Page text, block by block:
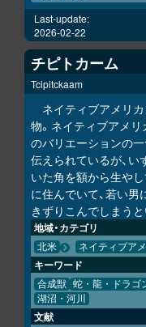
Last-update:
2026-02-22
チピトカーム
Tcipitckaam
ネイティブアメリ
物。ネイティブアメ
のバリエーションの
伝えられているが、
いた角を額から生や
に住んでいて、若い男
きずりこんでしまうと
地域・カテゴリ
北米 ネイティブア
キーワード
合成獣 蛇・龍・ドラゴ
湖沼・河川
文献